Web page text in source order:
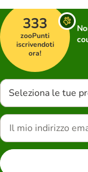
333
zooPunti
iscrivendoti
ora!
Seleziona le tue